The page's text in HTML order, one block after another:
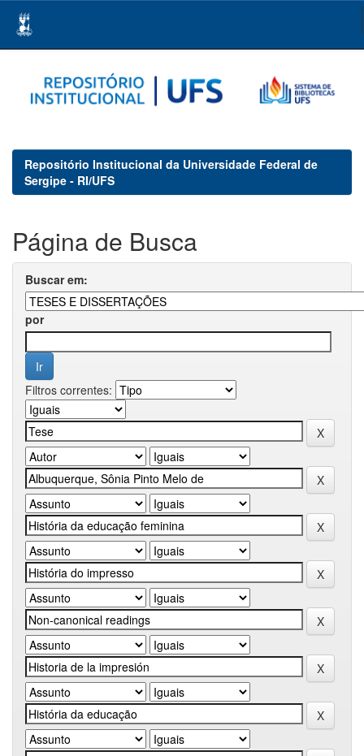
navigation
Repositório Institucional da Universidade Federal de
Sergipe - RI/UFS
Página de Busca
Buscar em:
por
Filtros correntes: